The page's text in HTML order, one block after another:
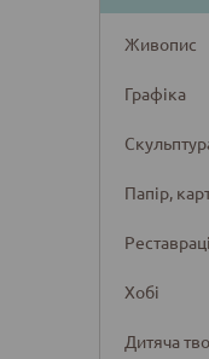
Живопис
Графіка
Папір,
Хобі
Дитяча